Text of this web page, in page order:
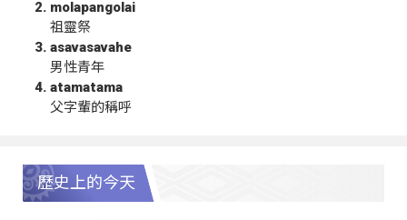
molapangolai
祖靈祭
asavasavahe
男性青年
atamatama
父字輩的稱呼
歷史上的今天